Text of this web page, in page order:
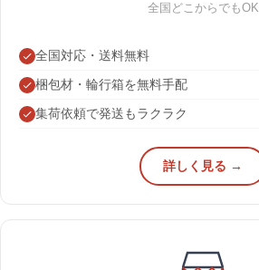
全国どこからでもOK
全国対応・送料無料
梱包材・輪行箱を無料手配
集荷依頼で発送もラクラク
詳しく見る →